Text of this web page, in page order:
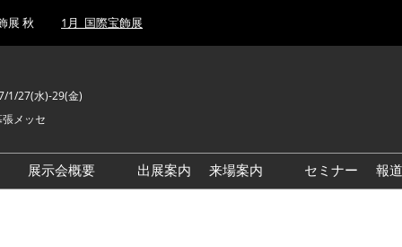
展 秋 1月_国際宝飾展
1/27(水)-29(金)
張メッセ
展示会概要
出展案内
来場案内
セミナー 報